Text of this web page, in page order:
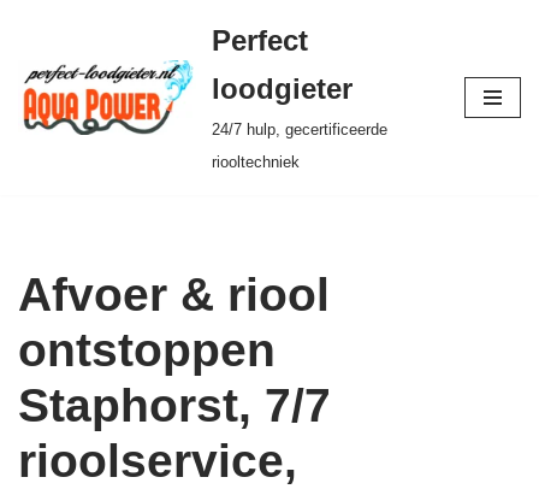
Ga
naar
de
Perfect
loodgieter
24/7 hulp, gecertificeerde
riooltechniek
Afvoer & riool
ontstoppen
Staphorst, 7/7
rioolservice,